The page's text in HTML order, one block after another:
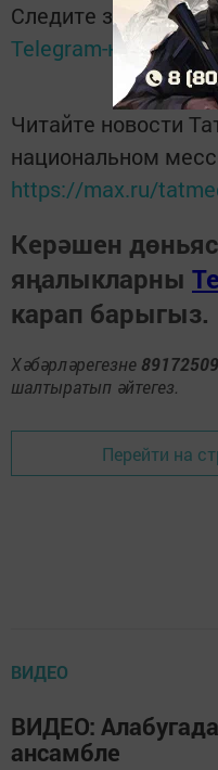
Следите за самым
Telegram-канале
Читайте новости
национальном
https://max.ru/
Керәшен
яңалыкларны
карап барыгыз.
Хәбәрләрегезне
шалтыратып әйтегез.
Перейти на
ВИДЕО
ВИДЕО:
ансамбле